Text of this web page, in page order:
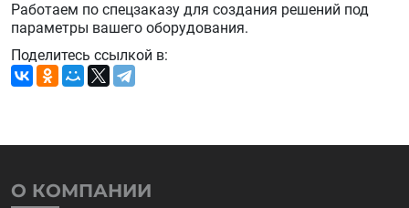
Работаем по спецзаказу для создания решений под
параметры вашего оборудования.
Поделитесь ссылкой в:
О КОМПАНИИ